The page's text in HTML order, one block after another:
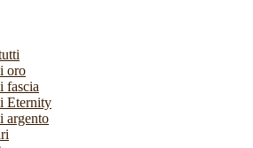
oro
fascia
Eternity
argento